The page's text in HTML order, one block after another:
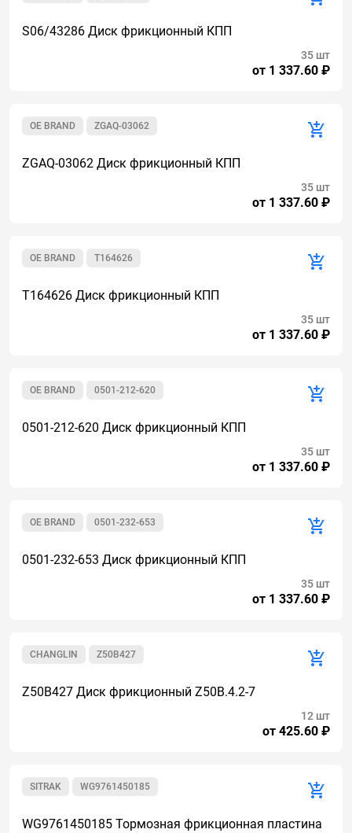
S06/43286 Диск фрикционный КПП
от 1 337.60 ₽
35 шт
ZGAQ-03062
OE BRAND
ZGAQ-03062 Диск фрикционный КПП
от 1 337.60 ₽
35 шт
T164626
OE BRAND
T164626 Диск фрикционный КПП
от 1 337.60 ₽
35 шт
0501-212-620
OE BRAND
0501-212-620 Диск фрикционный КПП
от 1 337.60 ₽
35 шт
0501-232-653
OE BRAND
0501-232-653 Диск фрикционный КПП
от 1 337.60 ₽
35 шт
Z50B427
CHANGLIN
Z50B427 Диск фрикционный Z50B.4.2-7
от 425.60 ₽
12 шт
WG9761450185
SITRAK
WG9761450185 Тормозная фрикционная пластина